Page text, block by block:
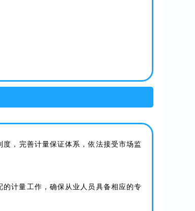
，完善计量保证体系，依法接受市场监
计量工作，确保从业人员具备相应的专